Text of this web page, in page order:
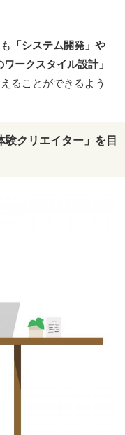
「システム開発」や
ークスタイル設計」
ることができるよう
験クリエイター」を目